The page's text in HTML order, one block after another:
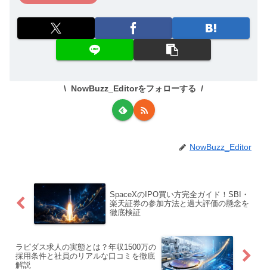
NowBuzz_Editorをフォローする
NowBuzz_Editor
SpaceXのIPO買い方完全ガイド！SBI・
楽天証券の参加方法と過大評価の懸念を
徹底検証
ラピダス求人の実態とは？年収1500万の
採用条件と社員のリアルな口コミを徹底
解説